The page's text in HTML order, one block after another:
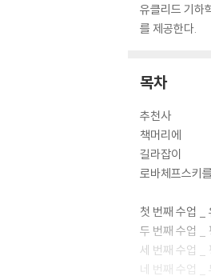
유클리드 기하
를 제공한다.
목차
추천사
책머리에
길라잡이
로바체프스키
첫 번째 수업 _
두 번째 수업
세 번째 수업 _
네 번째 수업 _